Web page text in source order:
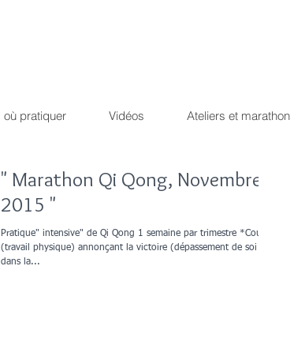
" Marathon Qi Qong, Novembre
2015 "
Pratique" intensive" de Qi Qong 1 semaine par trimestre *Course
(travail physique) annonçant la victoire (dépassement de soi
dans la...
où pratiquer Vidéos Ateliers et marathon